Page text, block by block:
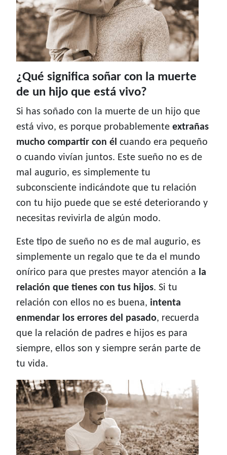
¿Qué significa soñar con la muerte
de un hijo que está vivo?
Si has soñado con la muerte de un hijo que
está vivo, es porque probablemente extrañas
mucho compartir con él cuando era pequeño
o cuando vivían juntos. Este sueño no es de
mal augurio, es simplemente tu
subconsciente indicándote que tu relación
con tu hijo puede que se esté deteriorando y
necesitas revivirla de algún modo.
Este tipo de sueño no es de mal augurio, es
simplemente un regalo que te da el mundo
onírico para que prestes mayor atención a la
relación que tienes con tus hijos. Si tu
relación con ellos no es buena, intenta
enmendar los errores del pasado, recuerda
que la relación de padres e hijos es para
siempre, ellos son y siempre serán parte de
tu vida.